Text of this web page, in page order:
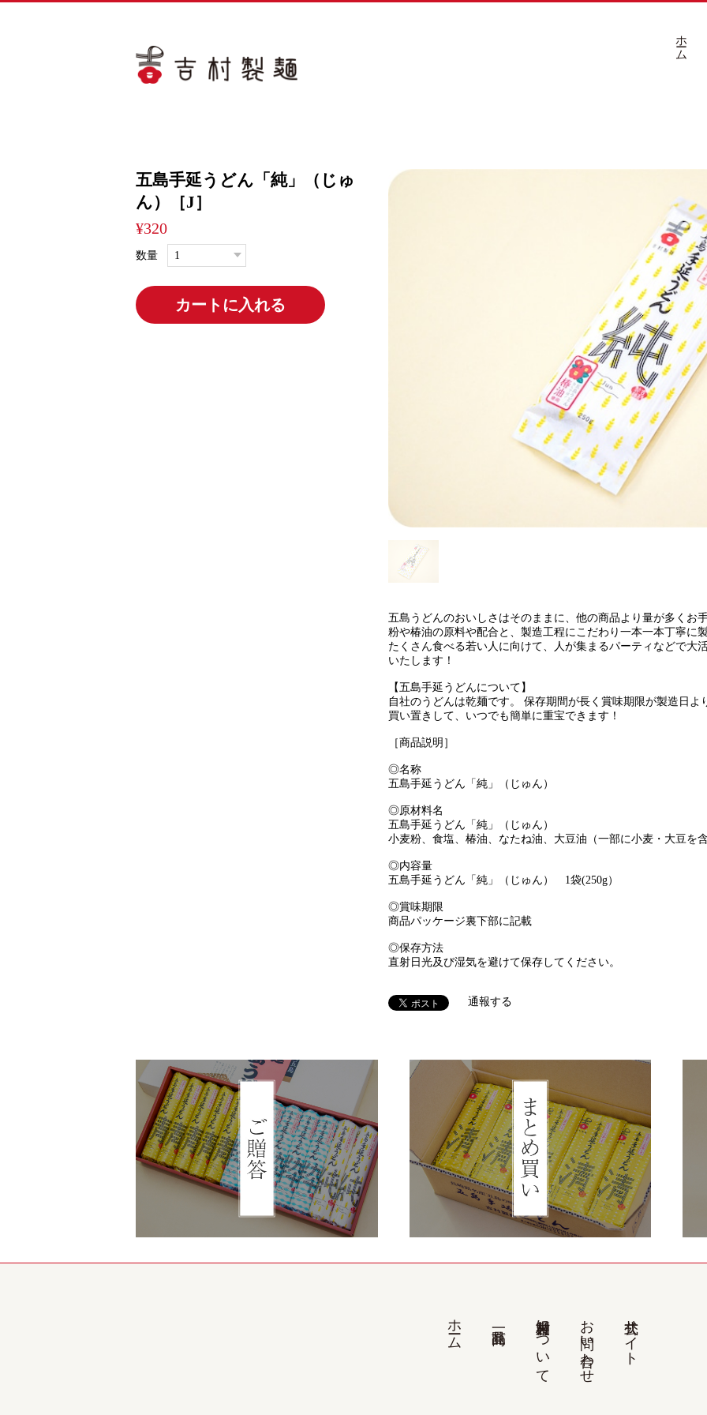
ホーム
五島手延うどん「純」（じゅ
ん）［J］
¥320
数量
カートに入れる
五島うどんのおいしさはそのままに、他の商品より量が多くお
粉や椿油の原料や配合と、製造工程にこだわり一本一本丁寧に
たくさん食べる若い人に向けて、人が集まるパーティなどで大
いたします！
【五島手延うどんについて】
自社のうどんは乾麺です。 保存期間が長く賞味期限が製造日よ
買い置きして、いつでも簡単に重宝できます！
［商品説明］
◎名称
五島手延うどん「純」（じゅん）
◎原材料名
五島手延うどん「純」（じゅん）
小麦粉、食塩、椿油、なたね油、大豆油（一部に小麦・大豆を
◎内容量
五島手延うどん「純」（じゅん） 1袋(250g）
◎賞味期限
商品パッケージ裏下部に記載
◎保存方法
直射日光及び湿気を避けて保存してください。
通報する
ホーム 吉村製麺について お問い合わせ 公式サイト